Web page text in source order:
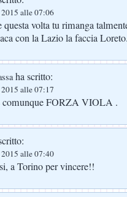
alle 07:06
questa volta tu rimanga
con la Lazio la faccia
ha scritto:
alle 07:17
comunque FORZA VIOLA .
alle 07:40
a Torino per vincere!!